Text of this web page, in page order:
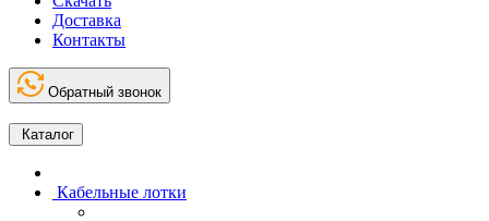
Доставка
Контакты
Обратный звонок
Каталог
Кабельные лотки